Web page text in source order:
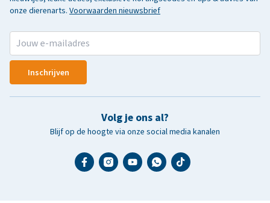
onze dierenarts. Voorwaarden nieuwsbrief
Inschrijven
Volg je ons al?
Blijf op de hoogte via onze social media kanalen